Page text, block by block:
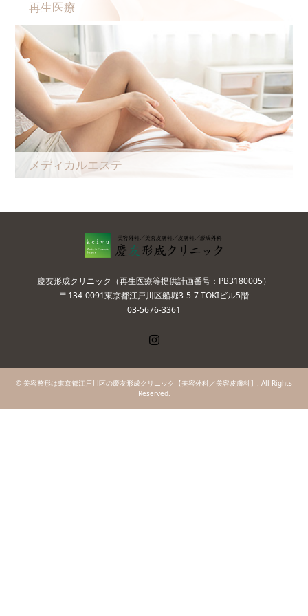
再生医療
メディカルエステ
慶友形成クリニック（再生医療等提供計画番号：PB3180005）
〒134-0091東京都江戸川区船堀3-5-7 TOKIビル5階
03-5676-3361
© 美容整形は東京都江戸川区の慶友形成クリニック【美容外科／美容皮膚科】 . All Rights
Reserved.